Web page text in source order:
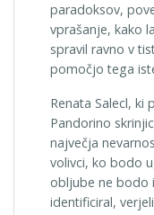
paradoksov,
vprašanje, kako
spravil ravno v
pomočjo tega
Renata Salecl,
Pandorino
največja
volivci, ko bodo
obljube ne bodo
identificiral,